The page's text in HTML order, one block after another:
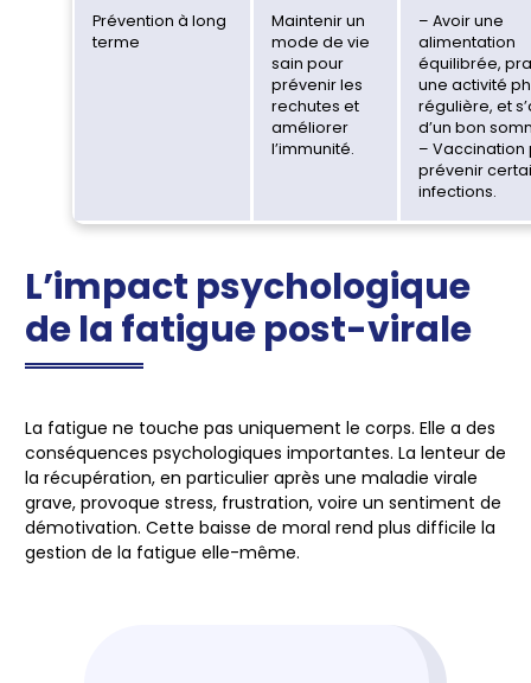
Prévention à long
terme
Maintenir un
mode de vie
sain pour
prévenir les
rechutes et
améliorer
l’immunité.
– Avoir une
alimentation
équilibrée,
une activité
régulière, et
d’un bon
– Vaccination
prévenir
infections.
L’impact psychologique
de la fatigue post-virale
La fatigue ne touche pas uniquement le corps. Elle a des
conséquences psychologiques importantes. La lenteur de
la récupération, en particulier après une maladie virale
grave, provoque stress, frustration, voire un sentiment de
démotivation. Cette baisse de moral rend plus difficile la
gestion de la fatigue elle-même.